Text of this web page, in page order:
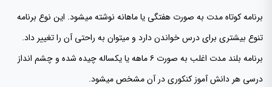
برنامه کوتاه مدت به صورت هفتگی یا ماهانه نوشته میشود. این نوع برنامه
تنوع بیشتری برای درس خواندن دارد و میتوان به راحتی آن را تغییر داد.
برنامه بلند مدت اغلب به صورت ۶ ماهه یا یکساله چیده شده و چشم انداز
درسی هر دانش آموز کنکوری در آن مشخص میشود.